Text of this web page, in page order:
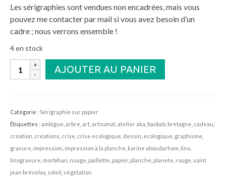
Les sérigraphies sont vendues non encadrées, mais vous
pouvez me contacter par mail si vous avez besoin d’un
cadre ; nous verrons ensemble !
4 en stock
quantité
de
AJOUTER AU PANIER
Catégorie : Sérigraphie sur papier
Étiquettes : ambigue arbre art artisanat atelier aka baobab bretagne cadeau
création créations crise crise ecologique dessin ecologique graphisme
gravure impression impression à la planche karine aboudarham lino
linogravure morbihan nuage paillette papier, planche planete rouge saint
jean brévelay, soleil végétation